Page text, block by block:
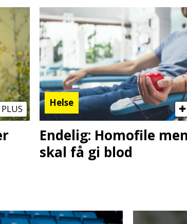
Helse
Endelig: Homofile
skal få gi blod